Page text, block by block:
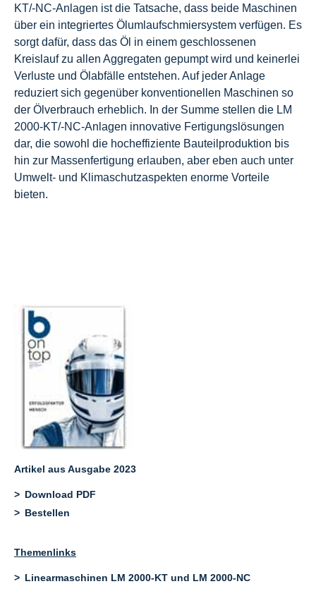
KT/-NC-Anlagen ist die Tatsache, dass beide Maschinen
über ein integriertes Ölumlaufschmiersystem verfügen. Es
sorgt dafür, dass das Öl in einem geschlossenen
Kreislauf zu allen Aggregaten gepumpt wird und keinerlei
Verluste und Ölabfälle entstehen. Auf jeder Anlage
reduziert sich gegenüber konventionellen Maschinen so
der Ölverbrauch erheblich. In der Summe stellen die LM
2000-KT/-NC-Anlagen innovative Fertigungslösungen
dar, die sowohl die hocheffiziente Bauteilproduktion bis
hin zur Massenfertigung erlauben, aber eben auch unter
Umwelt- und Klimaschutzaspekten enorme Vorteile
bieten.
Artikel aus Ausgabe 2023
Download PDF
Bestellen
Themenlinks
Linearmaschinen LM 2000-KT und LM 2000-NC